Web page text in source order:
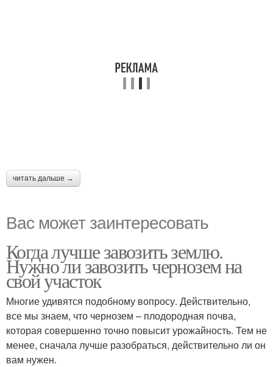
читать дальше →
Вас может заинтересовать
Когда лучше завозить землю.
Нужно ли завозить чернозем на
свой участок
Многие удивятся подобному вопросу. Действительно,
все мы знаем, что чернозем – плодородная почва,
которая совершенно точно повысит урожайность. Тем не
менее, сначала лучше разобраться, действительно ли он
вам нужен.